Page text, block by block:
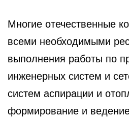
Многие отечественные
всеми необходимыми
выполнения работы по
инженерных систем и
систем аспирации и
формирование и